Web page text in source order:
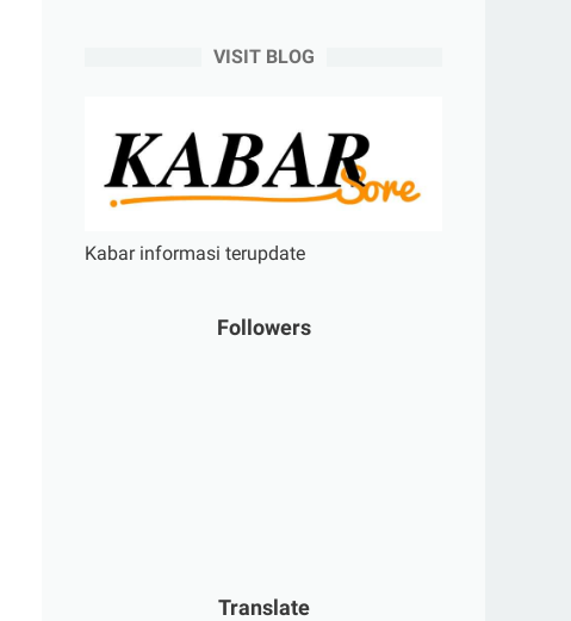
VISIT BLOG
Kabar informasi terupdate
Followers
Translate